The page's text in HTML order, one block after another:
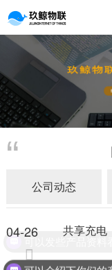
公司动态
04-26 共享充电